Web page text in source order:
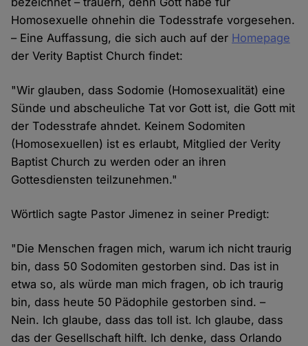
Homosexuelle ohnehin die Todesstrafe vorgesehen.
– Eine Auffassung, die sich auch auf der Homepage
der Verity Baptist Church findet:
"Wir glauben, dass Sodomie (Homosexualität) eine
Sünde und abscheuliche Tat vor Gott ist, die Gott mit
der Todesstrafe ahndet. Keinem Sodomiten
(Homosexuellen) ist es erlaubt, Mitglied der Verity
Baptist Church zu werden oder an ihren
Gottesdiensten teilzunehmen."
Wörtlich sagte Pastor Jimenez in seiner Predigt:
"Die Menschen fragen mich, warum ich nicht traurig
bin, dass 50 Sodomiten gestorben sind. Das ist in
etwa so, als würde man mich fragen, ob ich traurig
bin, dass heute 50 Pädophile gestorben sind. –
Nein. Ich glaube, dass das toll ist. Ich glaube, dass
das der Gesellschaft hilft. Ich denke, dass Orlando